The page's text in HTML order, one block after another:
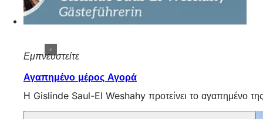
Εμπνευστείτε
Αγαπημένο μέρος Αγορά
Η Gislinde Saul-El Weshahy προτείνει το αγαπημένο